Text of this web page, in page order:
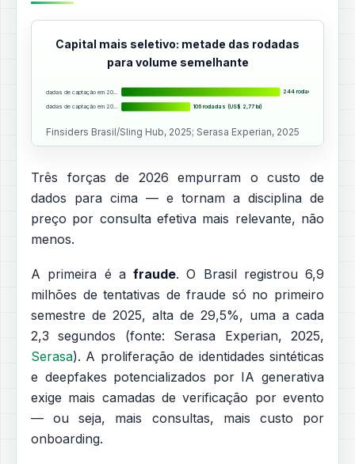
Capital mais seletivo: metade das rodadas
para volume semelhante
Rodadas de captação em 20… 244 rodadas
Rodadas de captação em 20… 106 rodadas (US$ 2,77 bi)
Finsiders Brasil/Sling Hub, 2025; Serasa Experian, 2025
Três forças de 2026 empurram o custo de
dados para cima — e tornam a disciplina de
preço por consulta efetiva mais relevante, não
menos.
A primeira é a fraude. O Brasil registrou 6,9
milhões de tentativas de fraude só no primeiro
semestre de 2025, alta de 29,5%, uma a cada
2,3 segundos (fonte: Serasa Experian, 2025,
Serasa). A proliferação de identidades sintéticas
e deepfakes potencializados por IA generativa
exige mais camadas de verificação por evento
— ou seja, mais consultas, mais custo por
onboarding.